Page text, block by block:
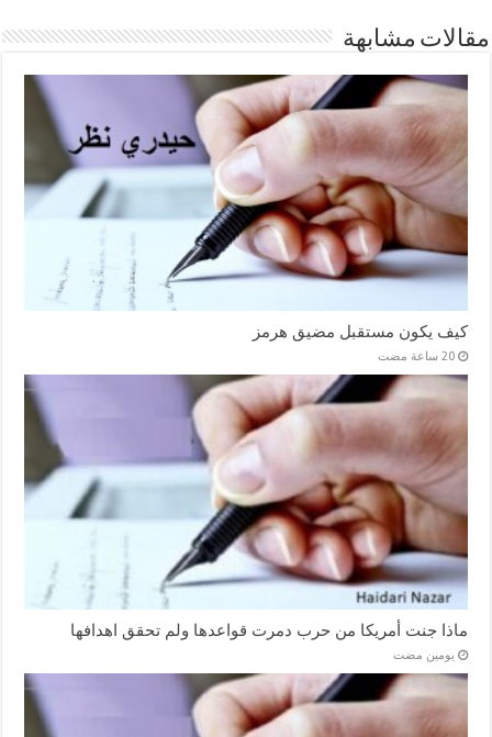
مقالات مشابهة
كيف يكون مستقبل مضيق هرمز
‏20 ساعة مضت
ماذا جنت أمريكا من حرب دمرت قواعدها ولم تحقق اهدافها
‏يومين مضت